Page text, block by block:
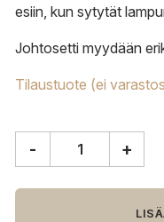
esiin, kun sytytät
Johtosetti myydään
Tilaustuote (ei
The
- +